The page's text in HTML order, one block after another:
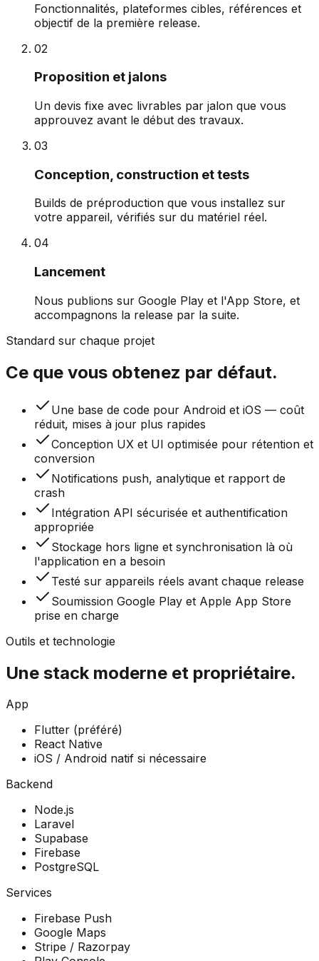
Fonctionnalités, plateformes cibles, références et
objectif de la première release.
02
Proposition et jalons
Un devis fixe avec livrables par jalon que vous
approuvez avant le début des travaux.
03
Conception, construction et tests
Builds de préproduction que vous installez sur
votre appareil, vérifiés sur du matériel réel.
04
Lancement
Nous publions sur Google Play et l'App Store, et
accompagnons la release par la suite.
Standard sur chaque projet
Ce que vous obtenez par défaut.
Une base de code pour Android et iOS — coût
réduit, mises à jour plus rapides
Conception UX et UI optimisée pour rétention et
conversion
Notifications push, analytique et rapport de
crash
Intégration API sécurisée et authentification
appropriée
Stockage hors ligne et synchronisation là où
l'application en a besoin
Testé sur appareils réels avant chaque release
Soumission Google Play et Apple App Store
prise en charge
Outils et technologie
Une stack moderne et propriétaire.
App
Flutter (préféré)
React Native
iOS / Android natif si nécessaire
Backend
Node.js
Laravel
Supabase
Firebase
PostgreSQL
Services
Firebase Push
Google Maps
Stripe / Razorpay